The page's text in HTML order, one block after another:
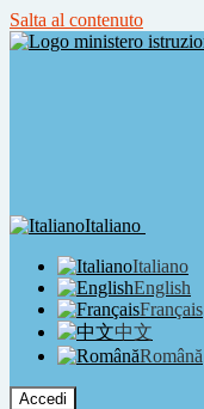
Salta al contenuto
Italiano
Italiano
English
Français
中文
Română
Accedi